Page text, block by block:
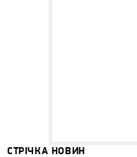
СТРІЧКА НОВИН